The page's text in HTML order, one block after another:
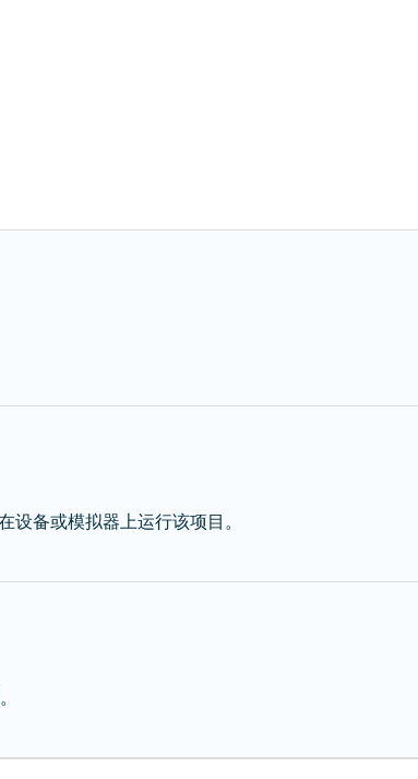
备或模拟器上运行该项目。